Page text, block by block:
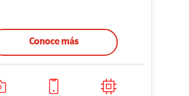
Conoce más